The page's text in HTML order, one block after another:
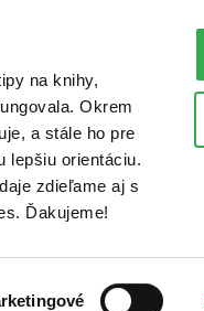
na knihy,
Okrem
a stále ho pre
lepšiu orientáciu.
zdieľame aj s
Ďakujeme!